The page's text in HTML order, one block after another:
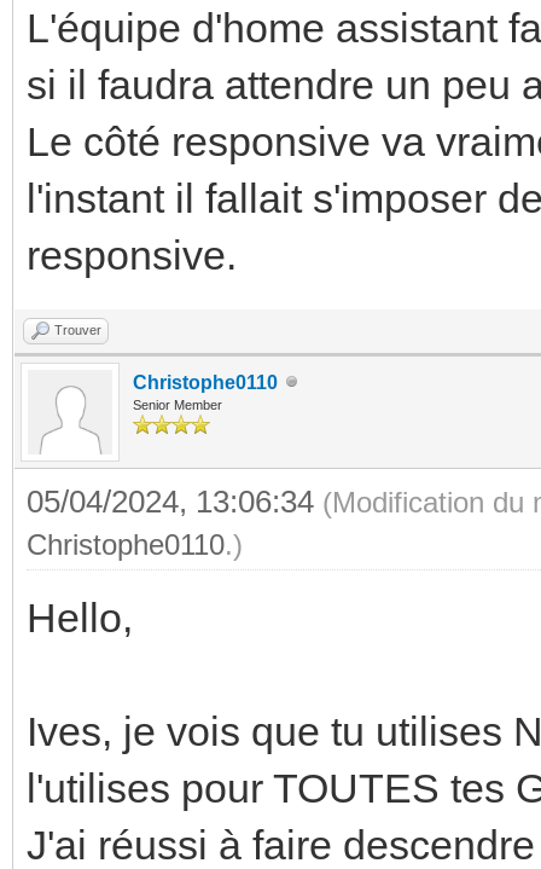
L'équipe d'home assistant
si il faudra attendre un peu
Le côté responsive va
l'instant il fallait s'imposer
responsive.
Trouver
Christophe0110
Senior Member
05/04/2024, 13:06:34 (Modification du
Christophe0110.)
Hello,
Ives, je vois que tu utilises
l'utilises pour TOUTES tes
J'ai réussi à faire